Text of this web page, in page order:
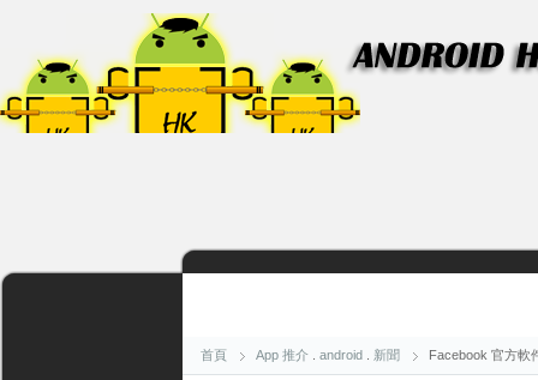
首頁 App 推介 android 新聞 Facebook 官方軟